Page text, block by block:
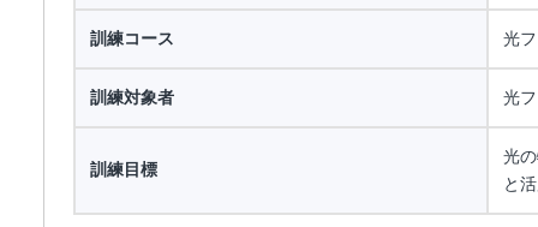
訓練コース 光
訓練対象者 光
訓練目標
光
と